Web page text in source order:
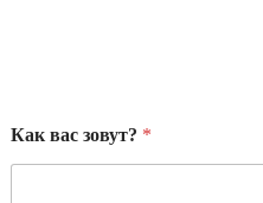
Как вас зовут? *